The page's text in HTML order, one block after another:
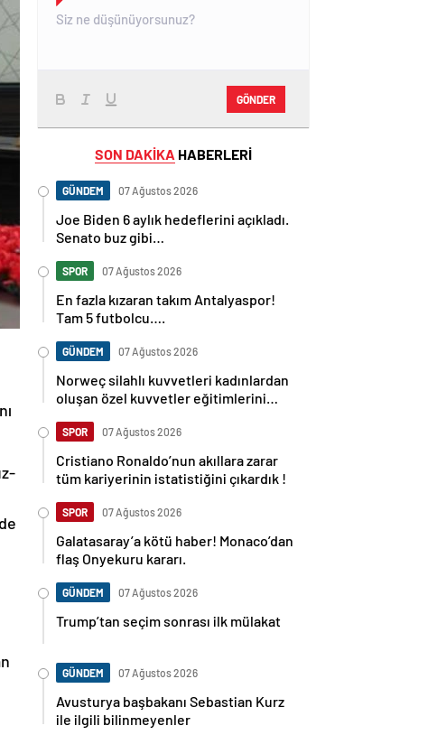
GÖNDER
SON DAKİKA HABERLERİ
GÜNDEM 07 Ağustos 2026
Joe Biden 6 aylık hedeflerini açıkladı.
Senato buz gibi…
SPOR 07 Ağustos 2026
En fazla kızaran takım Antalyaspor!
Tam 5 futbolcu….
GÜNDEM 07 Ağustos 2026
Norweç silahlı kuvvetleri kadınlardan
oluşan özel kuvvetler eğitimlerini
SPOR 07 Ağustos 2026
Cristiano Ronaldo’nun akıllara zarar
tüm kariyerinin istatistiğini çıkardık !
SPOR 07 Ağustos 2026
Galatasaray’a kötü haber! Monaco’dan
flaş Onyekuru kararı.
GÜNDEM 07 Ağustos 2026
Trump’tan seçim sonrası ilk mülakat
GÜNDEM 07 Ağustos 2026
Avusturya başbakanı Sebastian Kurz
ile ilgili bilinmeyenler